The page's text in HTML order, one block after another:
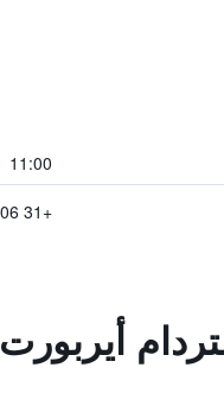
11:00
+31 206 592 600
أيربورت